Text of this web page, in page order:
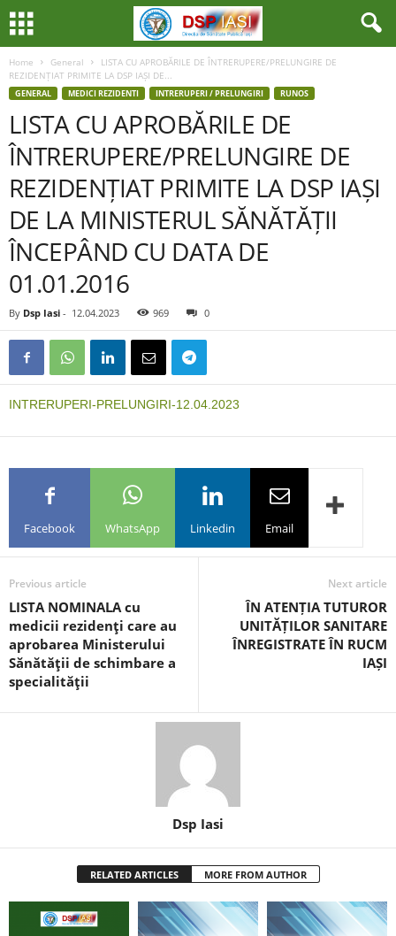
Home General
LISTA CU APROBĂRILE DE ÎNTRERUPERE/PRELUNGIRE DE
REZIDENȚIAT PRIMITE LA DSP IAȘI DE...
GENERAL MEDICI REZIDENTI INTRERUPERI / PRELUNGIRI RUNOS
LISTA CU APROBĂRILE DE
ÎNTRERUPERE/PRELUNGIRE DE
REZIDENȚIAT PRIMITE LA DSP IAȘI
DE LA MINISTERUL SĂNĂTĂȚII
ÎNCEPÂND CU DATA DE
01.01.2016
By Dsp Iasi - 12.04.2023 969 0
INTRERUPERI-PRELUNGIRI-12.04.2023
Facebook WhatsApp Linkedin Email
Previous article
LISTA NOMINALA cu
medicii rezidenţi care au
aprobarea Ministerului
Sănătăţii de schimbare a
specialităţii
Next article
ÎN ATENȚIA TUTUROR
UNITĂȚILOR SANITARE
ÎNREGISTRATE ÎN RUCM
IAȘI
Dsp Iasi
RELATED ARTICLES MORE FROM AUTHOR